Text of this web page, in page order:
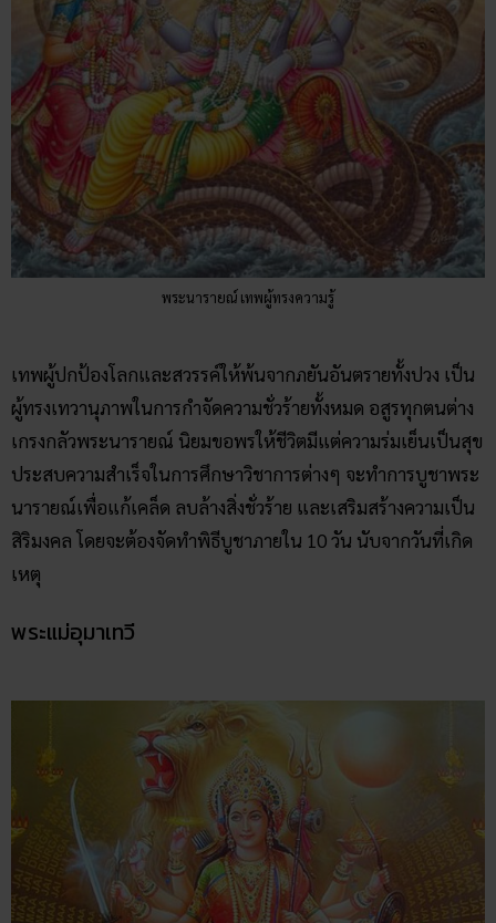
พระนารายณ์ เทพผู้ทรงความรู้
เทพผู้ปกป้องโลกและสวรรค์ให้พ้นจากภยันอันตรายทั้งปวง เป็น
ผู้ทรงเทวานุภาพในการกำจัดความชั่วร้ายทั้งหมด อสูรทุกตนต่าง
เกรงกลัวพระนารายณ์ นิยมขอพรให้ชีวิตมีแต่ความร่มเย็นเป็นสุข
ประสบความสำเร็จในการศึกษาวิชาการต่างๆ จะทำการบูชาพระ
นารายณ์เพื่อแก้เคล็ด ลบล้างสิ่งชั่วร้าย และเสริมสร้างความเป็น
สิริมงคล โดยจะต้องจัดทำพิธีบูชาภายใน 10 วัน นับจากวันที่เกิด
เหตุ
พระแม่อุมาเทวี